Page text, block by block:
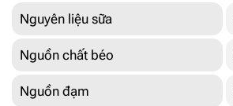
Nguyên liệu sữa
Nguồn chất béo
Nguồn đạm